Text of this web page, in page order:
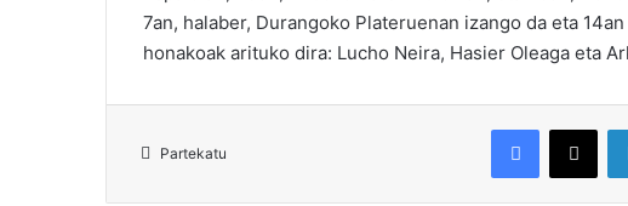
7an, halaber, Durangoko Plateruenan izango da eta
honakoak arituko dira: Lucho Neira, Hasier Oleaga eta
Partekatu